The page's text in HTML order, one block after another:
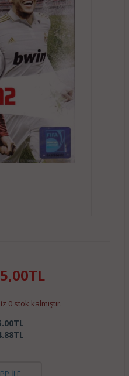
5,00TL
0 stok kalmıştır.
TL
TL
İLE